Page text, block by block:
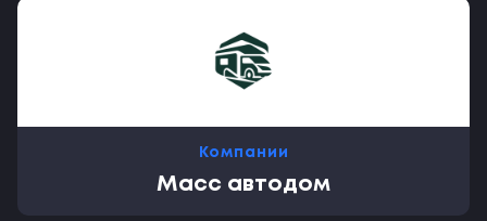
Компании
Масс автодом